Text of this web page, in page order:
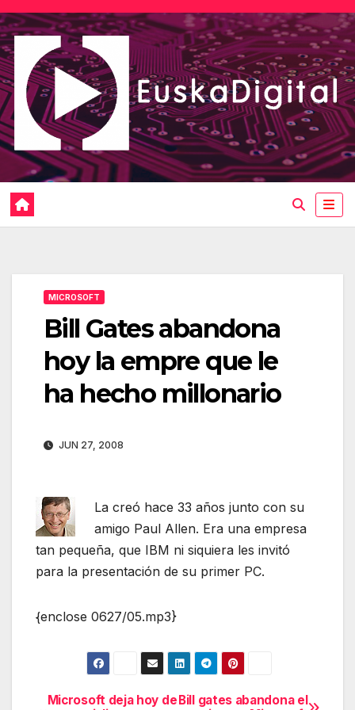
Saltar
al
contenido
MICROSOFT
Bill Gates abandona
hoy la empre que le
ha hecho millonario
JUN 27, 2008
La creó hace 33 años junto con su
amigo Paul Allen. Era una empresa
tan pequeña, que IBM ni siquiera les invitó
para la presentación de su primer PC.
{enclose 0627/05.mp3}
Bill gates abandona el
Microsoft deja hoy de